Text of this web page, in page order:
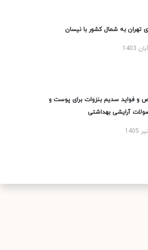
تهران به شمال کشور با نیسان
و فواید سدیم بنزوات برای پوست و
آرایشی بهداشتی